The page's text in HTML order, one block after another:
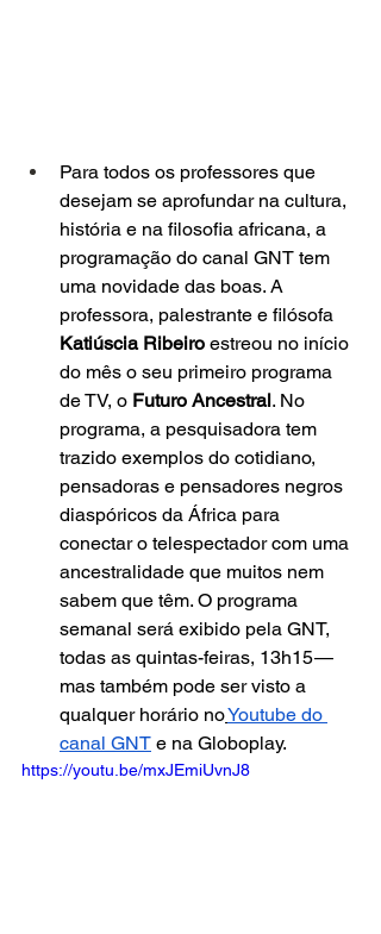
Para todos os professores que
desejam se aprofundar na cultura,
história e na filosofia africana, a
programação do canal GNT tem
uma novidade das boas. A
professora, palestrante e filósofa
Katiúscia Ribeiro estreou no início
do mês o seu primeiro programa
de TV, o Futuro Ancestral. No
programa, a pesquisadora tem
trazido exemplos do cotidiano,
pensadoras e pensadores negros
diaspóricos da África para
conectar o telespectador com uma
ancestralidade que muitos nem
sabem que têm. O programa
semanal será exibido pela GNT,
todas as quintas-feiras, 13h15 —
mas também pode ser visto a
qualquer horário noYoutube do
canal GNT e na Globoplay.
https://youtu.be/mxJEmiUvnJ8